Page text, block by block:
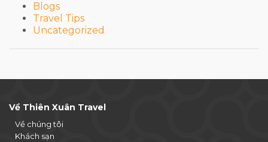
Blogs
Travel Tips
Uncategorized
Về Thiên Xuân Travel
Về chúng tôi
Khách sạn